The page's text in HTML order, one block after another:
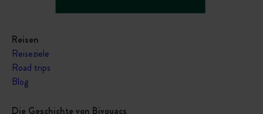
Reisen
Reiseziele
Road trips
Blog
Die Geschichte von Bivouacs